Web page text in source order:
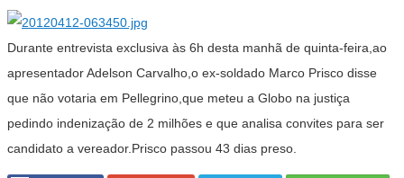
Durante entrevista exclusiva às 6h desta manhã de quinta-feira,ao
apresentador Adelson Carvalho,o ex-soldado Marco Prisco disse
que não votaria em Pellegrino,que meteu a Globo na justiça
pedindo indenização de 2 milhões e que analisa convites para ser
candidato a vereador.Prisco passou 43 dias preso.